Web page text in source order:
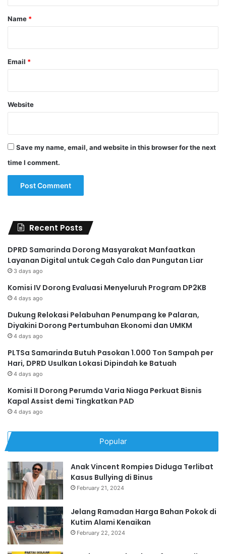
*
Name *
Email *
Website
Save my name, email, and website in this browser for the next
time I comment.
Recent Posts
DPRD Samarinda Dorong Masyarakat Manfaatkan
Layanan Digital untuk Cegah Calo dan Pungutan Liar
3 days ago
Komisi IV Dorong Evaluasi Menyeluruh Program DP2KB
4 days ago
Dukung Relokasi Pelabuhan Penumpang ke Palaran,
Diyakini Dorong Pertumbuhan Ekonomi dan UMKM
4 days ago
PLTSa Samarinda Butuh Pasokan 1.000 Ton Sampah per
Hari, DPRD Usulkan Lokasi Dipindah ke Batuah
4 days ago
Komisi II Dorong Perumda Varia Niaga Perkuat Bisnis
Kapal Assist demi Tingkatkan PAD
4 days ago
Popular
Anak Vincent Rompies Diduga Terlibat
Kasus Bullying di Binus
February 21, 2024
Jelang Ramadan Harga Bahan Pokok di
Kutim Alami Kenaikan
February 22, 2024